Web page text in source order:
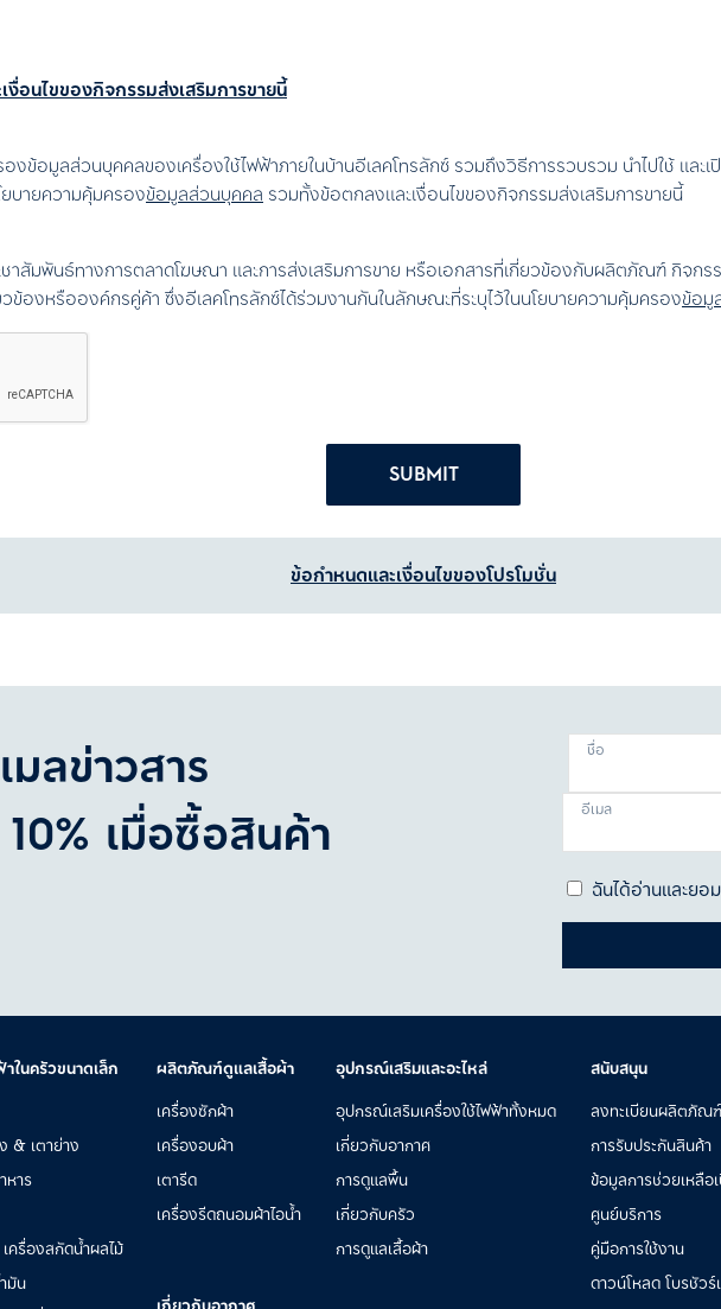
งื่อนไขของกิจกรรมส่งเสริมการขายนี้
งข้อมูลส่วนบุคคลของเครื่องใช้ไฟฟ้าภายในบ้านอีเลคโทรลักซ์ รวมถึงวิธีการรวบรวม นำไปใช้ และ
บายความคุ้มครองข้อมูลส่วนบุคคล รวมทั้งข้อตกลงและเงื่อนไขของกิจกรรมส่งเสริมการขายนี้
สัมพันธ์ทางการตลาดโฆษณา และการส่งเสริมการขาย หรือเอกสารที่เกี่ยวข้องกับผลิตภัณฑ์ กิจกร
ข้องหรือองค์กรคู่ค้า ซึ่งอีเลคโทรลักซ์ได้ร่วมงานกันในลักษณะที่ระบุไว้ในนโยบายความคุ้มครองข้อมู
SUBMIT
ข้อกำหนดและเงื่อนไขของโปรโมชั่น
ลข่าวสาร
เมื่อซื้อสินค้า
ชื่อ
อีเมล
ฉันได้อ่านและยอ
าในครัวขนาดเล็ก
& เตาย่าง
หาร
ครื่องสกัดน้ำผลไม้
มัน
ผลิตภัณฑ์ดูแลเสื้อผ้า
เครื่องซักผ้า
เครื่องอบผ้า
เตารีด
เครื่องรีดถนอมผ้าไอน้ำ
อุปกรณ์เสริมและอะไหล่
อุปกรณ์เสริมเครื่องใช้ไฟฟ้าทั้งหมด
เกี่ยวกับอากาศ
การดูแลพื้น
เกี่ยวกับครัว
การดูแลเสื้อผ้า
สนับสนุน
ลงทะเบียนผลิตภัณฑ์
การรับประกันสินค้า
ข้อมูลการช่วยเหลือ
ศูนย์บริการ
คู่มือการใช้งาน
ดาวน์โหลด โบรชัวร์